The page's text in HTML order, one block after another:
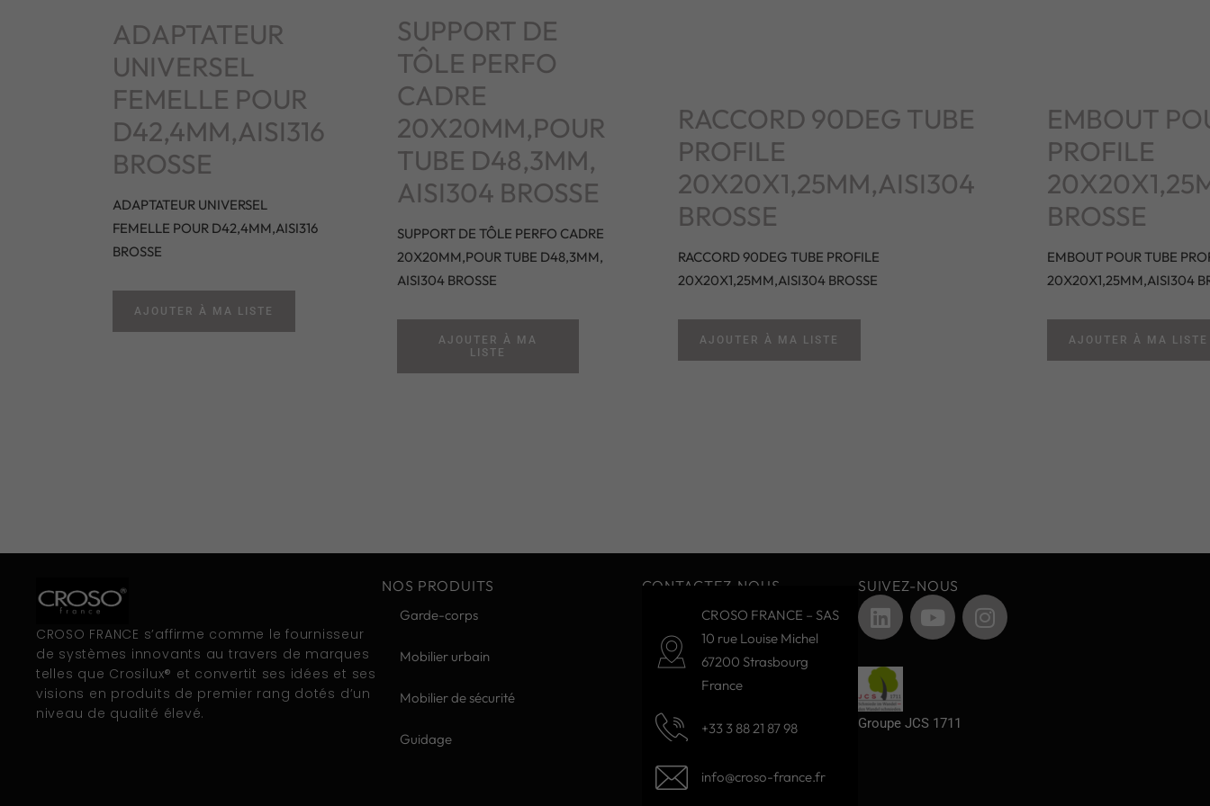
ADAPTATEUR
UNIVERSEL
FEMELLE POUR
D42,4MM,AISI316
BROSSE
ADAPTATEUR UNIVERSEL
FEMELLE POUR D42,4MM,AISI316
BROSSE
AJOUTER À MA LISTE
SUPPORT DE
TÔLE PERFO
CADRE
20X20MM,POUR
TUBE D48,3MM,
AISI304 BROSSE
SUPPORT DE TÔLE PERFO CADRE
20X20MM,POUR TUBE D48,3MM,
AISI304 BROSSE
AJOUTER À MA
LISTE
RACCORD 90DEG TUBE
PROFILE
20X20X1,25MM,AISI304
BROSSE
RACCORD 90DEG TUBE PROFILE
20X20X1,25MM,AISI304 BROSSE
AJOUTER À MA LISTE
EMBOUT
PROFILE
BROSSE
EMBOUT POUR TUBE
20X20X1,25MM,AISI304
AJOUTER À MA LISTE
CROSO FRANCE s’affirme comme le fournisseur
de systèmes innovants au travers de marques
telles que Crosilux® et convertit ses idées et ses
visions en produits de premier rang dotés d’un
niveau de qualité élevé.
NOS PRODUITS
Garde-corps
Mobilier urbain
Mobilier de sécurité
Guidage
CONTACTEZ-NOUS
CROSO FRANCE – SAS
10 rue Louise Michel
67200 Strasbourg
France
+33 3 88 21 87 98
info@croso-france.fr
SUIVEZ-NOUS
Groupe JCS 1711